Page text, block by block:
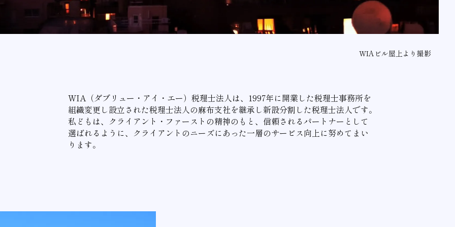
WIAビル屋上より撮影
WIA（ダブリュー・アイ・エー）税理士法人は、1997年に開業した税理士事務所を
組織変更し設立された税理士法人の麻布支社を継承し新設分割した税理士法人です。
私どもは、クライアント・ファーストの精神のもと、信頼されるパートナーとして
選ばれるように、クライアントのニーズにあった一層のサービス向上に努めてまい
ります。